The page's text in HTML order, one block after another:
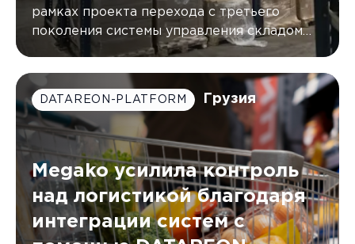
рамках проекта перехода с третьего
поколения системы управления складом
(WMS) от AXELOT на пятое
DATAREON-PLATFORM Грузия
Megako усилила контроль
над логистикой благодаря
интеграции систем с